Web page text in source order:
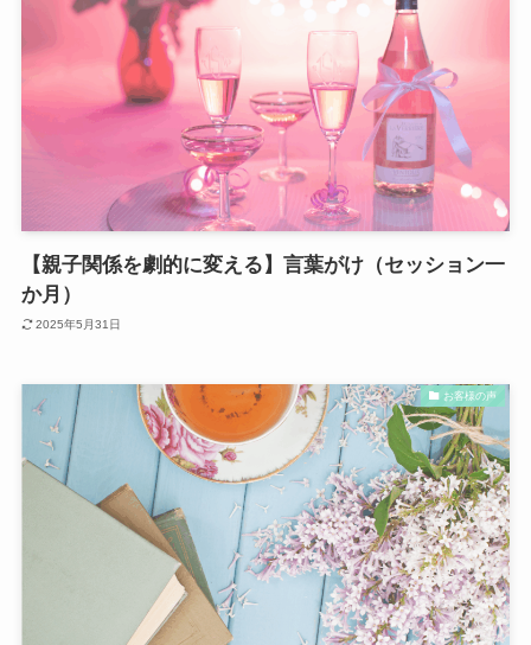
【親子関係を劇的に変える】言葉がけ（セッション一
か月）
2025年5月31日
お客様の声